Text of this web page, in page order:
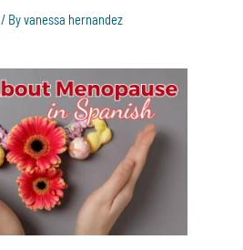
/ Byvanessa hernandez